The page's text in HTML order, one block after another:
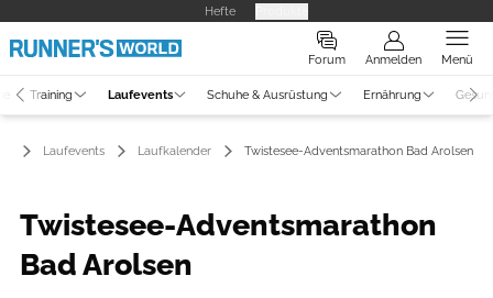
Hefte
Forum Anmelden Menü
Training Laufevents Schuhe & Ausrüstung Ernährung
Laufevents Laufkalender Twistesee-Adventsmarathon Bad Arolsen
Twistesee-Adventsmarathon
Bad Arolsen